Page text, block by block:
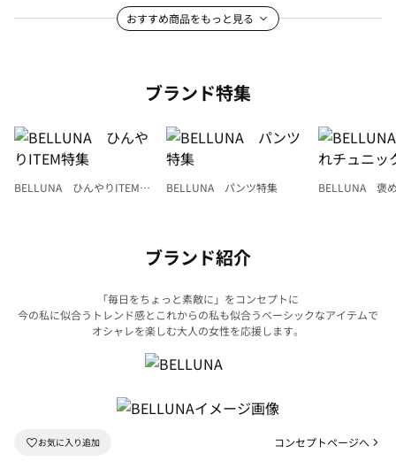
おすすめ商品をもっと見る
ブランド特集
BELLUNA ひんやりITEM特
BELLUNA パンツ特集
BELLUNA 褒
ブランド紹介
「毎日をちょっと素敵に」をコンセプトに
今の私に似合うトレンド感とこれからの私も似合うベーシックなアイテムで
オシャレを楽しむ大人の女性を応援します。
コンセプトページへ